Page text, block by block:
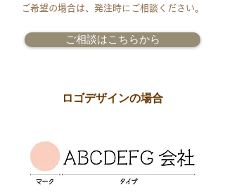
​ご希望の場合は、発注時にご相談ください。
ご相談はこちらから
ロゴデザインの場合